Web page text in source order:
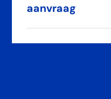
aanvraag